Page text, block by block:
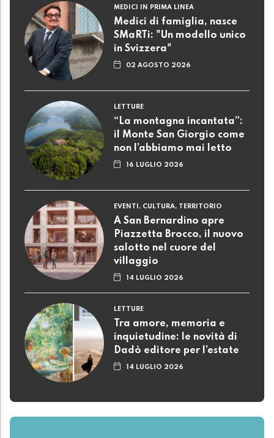
MEDICI IN PRIMA LINEA
Medici di famiglia, nasce
SMaRTi: "Un modello unico
in Svizzera"
02 AGOSTO 2026
LETTURE
“La montagna incantata”:
il Monte San Giorgio come
non l’abbiamo mai letto
16 LUGLIO 2026
EVENTI, CULTURA, TERRITORIO
A San Bernardino apre
Piazzetta Brocco, il nuovo
salotto nel cuore del
villaggio
14 LUGLIO 2026
LETTURE
Tra amore, memoria e
inquietudine: le novità di
Dadò editore per l’estate
14 LUGLIO 2026